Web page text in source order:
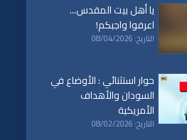
يا أهل بيت المقدس...
اعرفوا واجبكم!
التاريخ: 08/04/2026
حوار استثنائي : الأوضاع في
السودان والأهداف
الأمريكية
التاريخ: 08/02/2026